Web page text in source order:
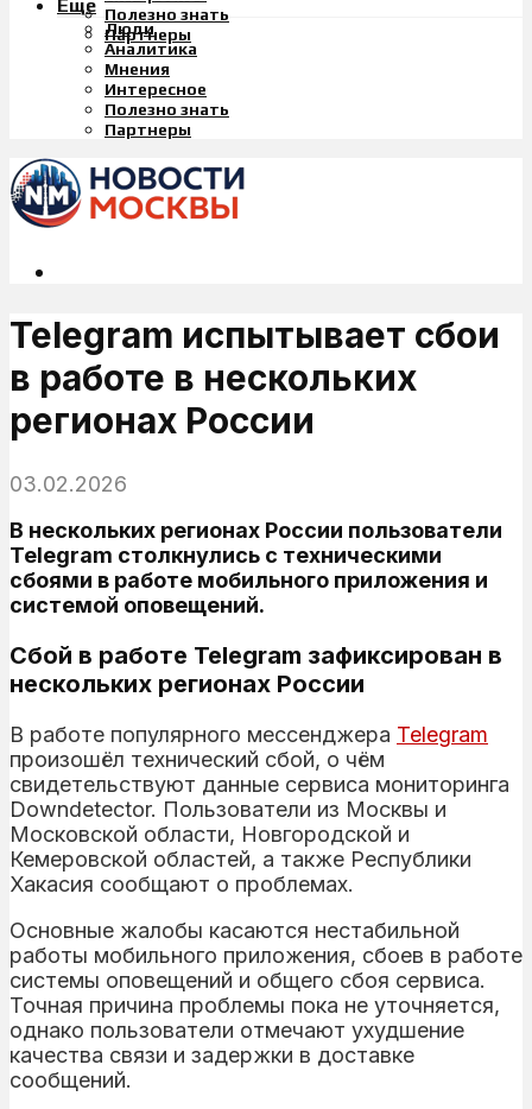
Полезно знать
Партнеры
Еще
Люди
Аналитика
Мнения
Интересное
Полезно знать
Партнеры
Telegram испытывает сбои
в работе в нескольких
регионах России
03.02.2026
В нескольких регионах России пользователи
Telegram столкнулись с техническими
сбоями в работе мобильного приложения и
системой оповещений.
Сбой в работе Telegram зафиксирован в
нескольких регионах России
В работе популярного мессенджера Telegram
произошёл технический сбой, о чём
свидетельствуют данные сервиса мониторинга
Downdetector. Пользователи из Москвы и
Московской области, Новгородской и
Кемеровской областей, а также Республики
Хакасия сообщают о проблемах.
Основные жалобы касаются нестабильной
работы мобильного приложения, сбоев в работе
системы оповещений и общего сбоя сервиса.
Точная причина проблемы пока не уточняется,
однако пользователи отмечают ухудшение
качества связи и задержки в доставке
сообщений.